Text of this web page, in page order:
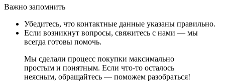
Важно запомнить
Убедитесь, что контактные данные указаны правильно.
Если возникнут вопросы, свяжитесь с нами — мы
всегда готовы помочь.
Мы сделали процесс покупки максимально
простым и понятным. Если что-то осталось
неясным, обращайтесь — поможем разобраться!